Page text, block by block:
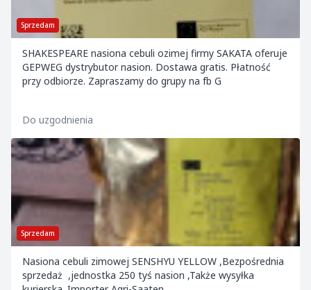
Sprzedam
SHAKESPEARE nasiona cebuli ozimej firmy SAKATA oferuje
GEPWEG dystrybutor nasion. Dostawa gratis. Płatność
przy odbiorze. Zapraszamy do grupy na fb G
Do uzgodnienia
Sprzedam
Nasiona cebuli zimowej SENSHYU YELLOW ,Bezpośrednia
sprzedaż ,jednostka 250 tyś nasion ,Także wysyłka